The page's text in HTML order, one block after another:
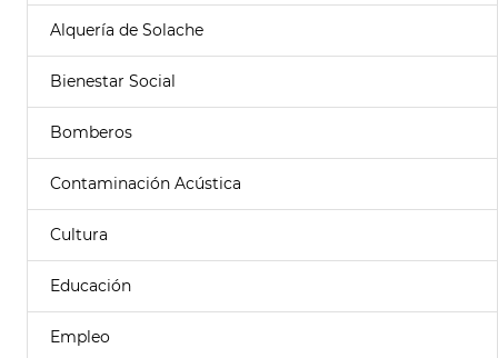
Alquería de Solache
Bienestar Social
Bomberos
Contaminación Acústica
Cultura
Educación
Empleo